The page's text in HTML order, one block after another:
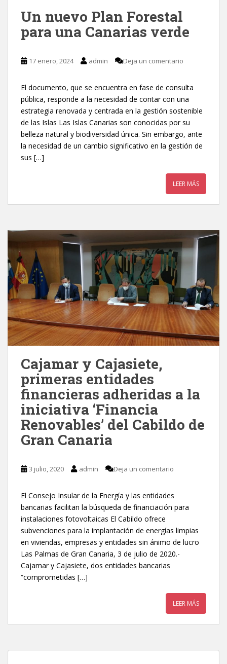
Un nuevo Plan Forestal
para una Canarias verde
17 enero, 2024 admin Deja un comentario
El documento, que se encuentra en fase de consulta
pública, responde a la necesidad de contar con una
estrategia renovada y centrada en la gestión sostenible
de las Islas Las Islas Canarias son conocidas por su
belleza natural y biodiversidad única. Sin embargo, ante
la necesidad de un cambio significativo en la gestión de
sus […]
LEER MÁS
Cajamar y Cajasiete,
primeras entidades
financieras adheridas a la
iniciativa ‘Financia
Renovables’ del Cabildo de
Gran Canaria
3 julio, 2020 admin Deja un comentario
El Consejo Insular de la Energía y las entidades
bancarias facilitan la búsqueda de financiación para
instalaciones fotovoltaicas El Cabildo ofrece
subvenciones para la implantación de energías limpias
en viviendas, empresas y entidades sin ánimo de lucro
Las Palmas de Gran Canaria, 3 de julio de 2020.-
Cajamar y Cajasiete, dos entidades bancarias
“comprometidas […]
LEER MÁS